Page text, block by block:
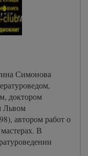
Симонова
доктором
Львом
автором работ о
В